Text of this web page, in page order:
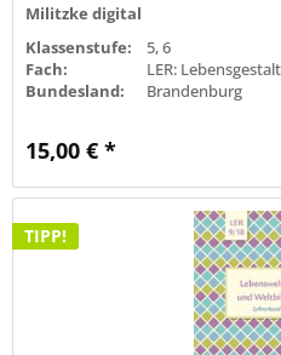
Militzke digital
Klassenstufe:
5, 6
Fach:
LER:
Bundesland:
Brandenburg
15,00 € *
TIPP!